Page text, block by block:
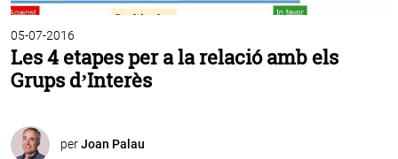
05-07-2016
Les 4 etapes per a la relació amb els
Grups d’Interès
perJoan Palau